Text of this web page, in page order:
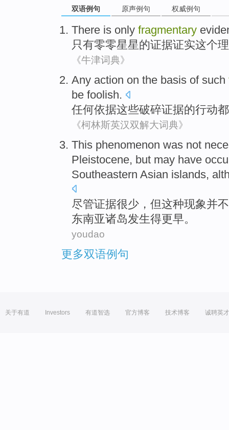
双语例句 原声例句 权威例句
There is only fragmentary
只有零零星星的证据证实这个
《牛津词典》
Any action on the basis of such
be foolish.
任何依据这些破碎证据的行动
《柯林斯英汉双解大词典》
This phenomenon was not
Pleistocene, but may have
Southeastern Asian islands,
尽管证据很少， 但这种现象并不
东南亚诸岛发生得更早。
youdao
更多双语例句
关于有道 Investors 有道智选 官方博客 技术博客 诚聘英才